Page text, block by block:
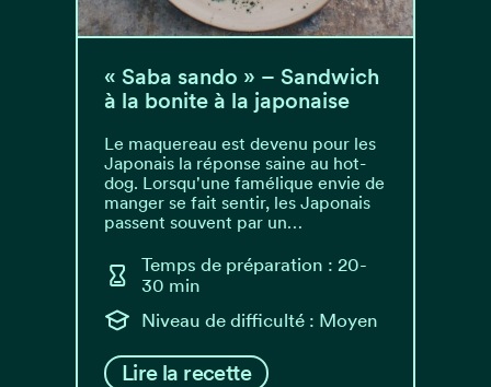
« Saba sando » – Sandwich
à la bonite à la japonaise
Le maquereau est devenu pour les
Japonais la réponse saine au hot-
dog. Lorsqu'une famélique envie de
manger se fait sentir, les Japonais
passent souvent par un…
Temps de préparation : 20-
30 min
Niveau de difficulté : Moyen
Lire la recette